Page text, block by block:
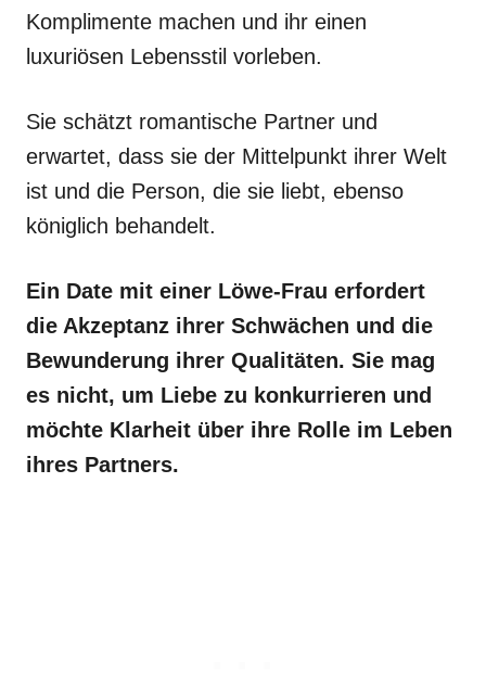
Komplimente machen und ihr einen
luxuriösen Lebensstil vorleben.
Sie schätzt romantische Partner und
erwartet, dass sie der Mittelpunkt ihrer Welt
ist und die Person, die sie liebt, ebenso
königlich behandelt.
Ein Date mit einer Löwe-Frau erfordert
die Akzeptanz ihrer Schwächen und die
Bewunderung ihrer Qualitäten. Sie mag
es nicht, um Liebe zu konkurrieren und
möchte Klarheit über ihre Rolle im Leben
ihres Partners.